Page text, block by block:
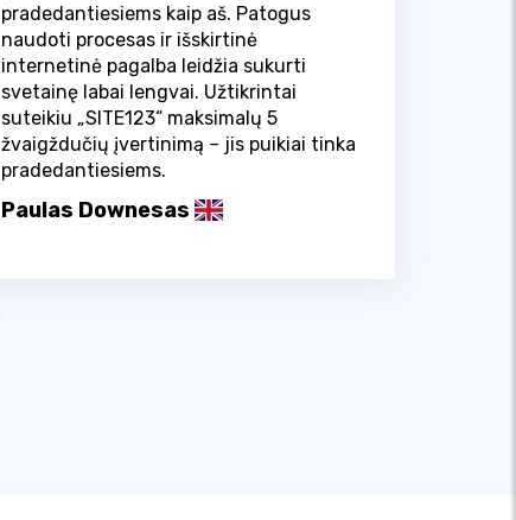
pradedantiesiems kaip aš. Patogus
naudoti procesas ir išskirtinė
internetinė pagalba leidžia sukurti
svetainę labai lengvai. Užtikrintai
suteikiu „SITE123“ maksimalų 5
žvaigždučių įvertinimą – jis puikiai tinka
pradedantiesiems.
Paulas Downesas